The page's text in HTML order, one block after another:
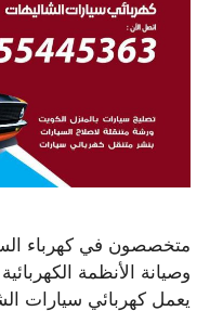
متخصصون في كهرباء
وصيانة الأنظمة
يعمل كهربائي سيارات